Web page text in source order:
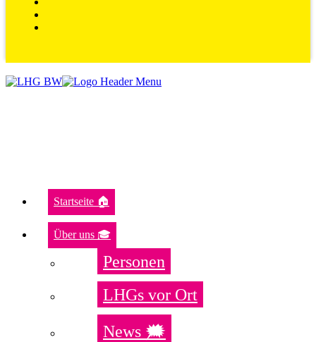
Startseite 🏠
Über uns 🎓
Personen
LHGs vor Ort
News 🗯️